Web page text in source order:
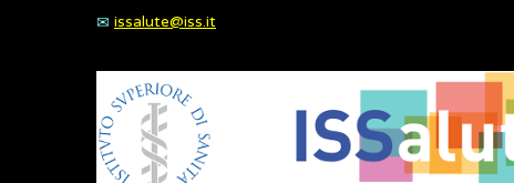
issalute@iss.it